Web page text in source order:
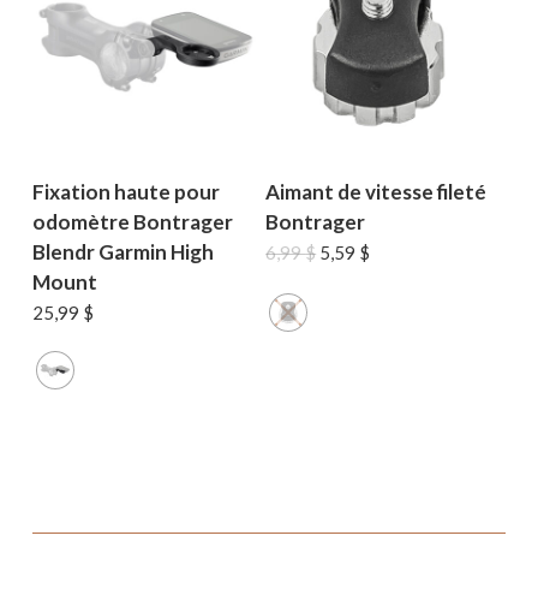
Fixation haute pour
odomètre Bontrager
Blendr Garmin High
Mount
25,99 $
Aimant de vitesse fileté
Bontrager
6,99$ Le
5,59 $